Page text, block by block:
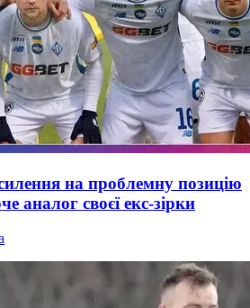
на проблемну позицію
аналог своєї екс-зірки